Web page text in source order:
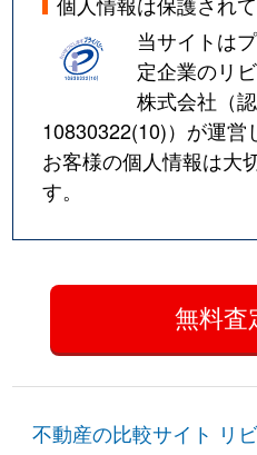
当サイトは
定企業のリ
株式会社（
10830322(10)）が運営
お客様の個人情報は大
す。
不動産の比較サイト リ